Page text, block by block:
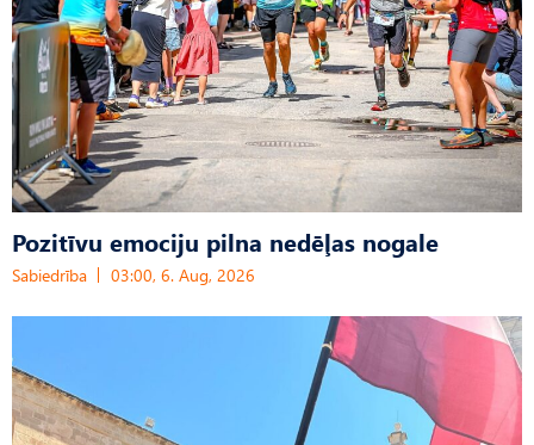
Pozitīvu emociju pilna nedēļas nogale
Sabiedrība 03:00, 6. Aug, 2026